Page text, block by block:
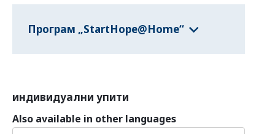
Програм „StartHope@Home“
индивидуални упити
Also available in other languages